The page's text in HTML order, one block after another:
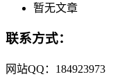
暂无文章
联系方式：
网站QQ：184923973